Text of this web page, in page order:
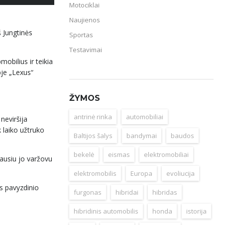
ir teikia
„Lexus“
laiko užtruko
jo varžovu
pavyzdinio
Motociklai
Naujienos
Sportas
Testavimai
ŽYMOS
antrinė rinka automobiliai
Baltijos šalys bandymai baudos
bekelė eismas elektromobiliai
elektromobilis Europa evoliucija
furgonas hibridai hibridas
hibridinis automobilis honda istorija